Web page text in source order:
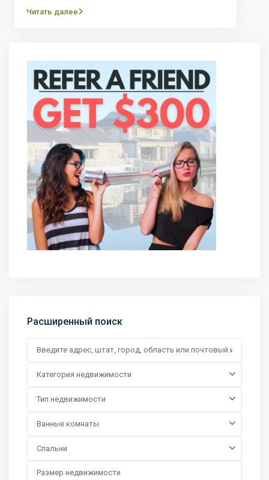
Читать далее
Расширенный поиск
Категория недвижимости
Тип недвижимости
Ванные комнаты
Спальни